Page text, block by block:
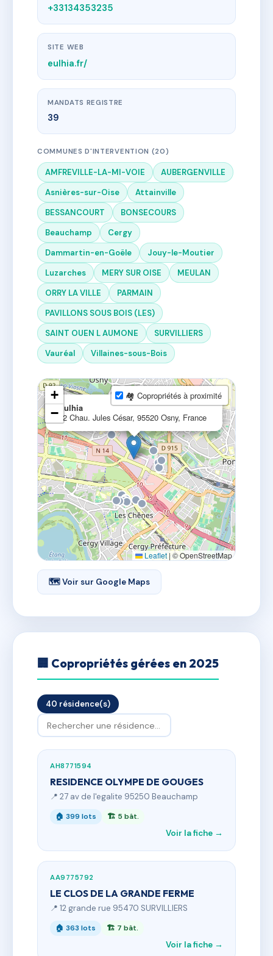
+33134353235
SITE WEB
eulhia.fr/
MANDATS REGISTRE
39
COMMUNES D'INTERVENTION (20)
AMFREVILLE-LA-MI-VOIE
AUBERGENVILLE
Asnières-sur-Oise
Attainville
BESSANCOURT
BONSECOURS
Beauchamp
Cergy
Dammartin-en-Goële
Jouy-le-Moutier
Luzarches
MERY SUR OISE
MEULAN
ORRY LA VILLE
PARMAIN
PAVILLONS SOUS BOIS (LES)
SAINT OUEN L AUMONE
SURVILLIERS
Vauréal
Villaines-sous-Bois
Eulhia
12 Chau. Jules César, 95520 Osny, France
×
+
−
🏘 Copropriétés à proximité
Leaflet |© OpenStreetMap
🗺 Voir sur Google Maps
🏢 Copropriétés gérées en 2025
40 résidence(s)
AH8771594
RESIDENCE OLYMPE DE GOUGES
📍 27 av de l'egalite 95250 Beauchamp
🏠 399 lots 🏗 5 bât.
Voir la fiche →
AA9775792
LE CLOS DE LA GRANDE FERME
📍 12 grande rue 95470 SURVILLIERS
🏠 363 lots 🏗 7 bât.
Voir la fiche →